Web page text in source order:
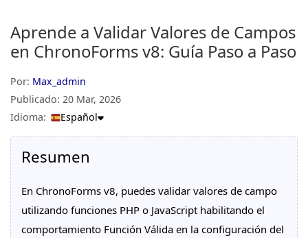
Aprende a Validar Valores de Campos
en ChronoForms v8: Guía Paso a Paso
Por: Max_admin
Publicado: 20 Mar, 2026
Idioma:
Español
Resumen
En ChronoForms v8, puedes validar valores de campo
utilizando funciones PHP o JavaScript habilitando el
comportamiento Función Válida en la configuración del